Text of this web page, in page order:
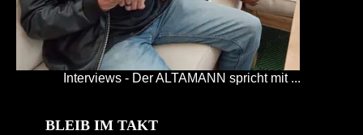
Interviews - Der ALTAMANN spricht mit ...
BLEIB IM TAKT